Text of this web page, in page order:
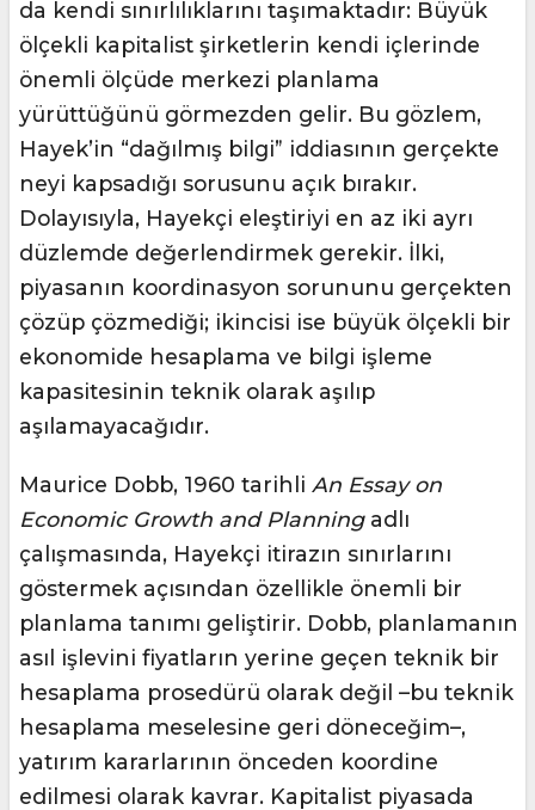
da kendi sınırlılıklarını taşımaktadır: Büyük
ölçekli kapitalist şirketlerin kendi içlerinde
önemli ölçüde merkezi planlama
yürüttüğünü görmezden gelir. Bu gözlem,
Hayek’in “dağılmış bilgi” iddiasının gerçekte
neyi kapsadığı sorusunu açık bırakır.
Dolayısıyla, Hayekçi eleştiriyi en az iki ayrı
düzlemde değerlendirmek gerekir. İlki,
piyasanın koordinasyon sorununu gerçekten
çözüp çözmediği; ikincisi ise büyük ölçekli bir
ekonomide hesaplama ve bilgi işleme
kapasitesinin teknik olarak aşılıp
aşılamayacağıdır.
Maurice Dobb, 1960 tarihli An Essay on
Economic Growth and Planningadlı
çalışmasında, Hayekçi itirazın sınırlarını
göstermek açısından özellikle önemli bir
planlama tanımı geliştirir. Dobb, planlamanın
asıl işlevini fiyatların yerine geçen teknik bir
hesaplama prosedürü olarak değil –bu teknik
hesaplama meselesine geri döneceğim–,
yatırım kararlarının önceden koordine
edilmesi olarak kavrar. Kapitalist piyasada